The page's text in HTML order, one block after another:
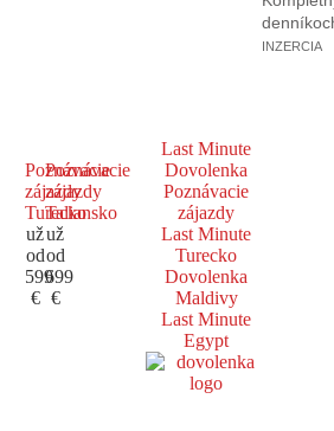
INZERCIA
Poznávacie
zájazdy
Turecko
už
od
599
€
Poznávacie
zájazdy
Taliansko
už
od
699
€
Last Minute
Dovolenka
Poznávacie
zájazdy
Last Minute
Turecko
Dovolenka
Maldivy
Last Minute
Egypt